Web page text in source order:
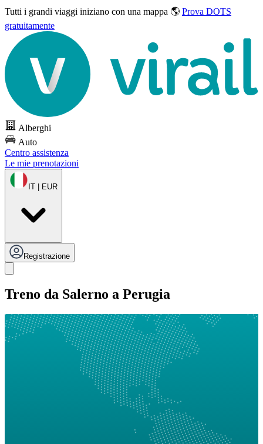
Tutti i grandi viaggi iniziano con una mappa 🌎 Prova DOTS
gratuitamente
Alberghi
Auto
Centro assistenza
Le mie prenotazioni
IT | EUR
Registrazione
Treno da Salerno a Perugia